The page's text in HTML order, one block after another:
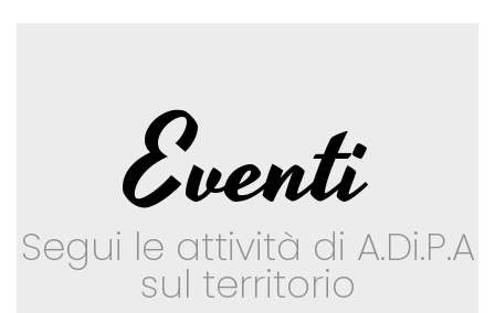
Eventi
Segui le attività di A.Di.P.A
sul territorio